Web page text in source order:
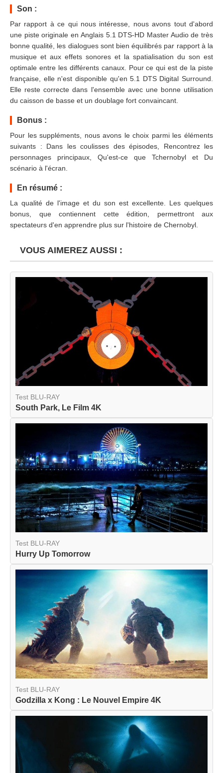
Son :
Par rapport à ce qui nous intéresse, nous avons tout d'abord
une piste originale en Anglais 5.1 DTS-HD Master Audio de très
bonne qualité, les dialogues sont bien équilibrés par rapport à la
musique et aux effets sonores et la spatialisation du son est
optimale entre les différents canaux. Pour ce qui est de la piste
française, elle n'est disponible qu'en 5.1 DTS Digital Surround.
Elle reste correcte dans l'ensemble avec une bonne utilisation
du caisson de basse et un doublage fort convaincant.
Bonus :
Pour les suppléments, nous avons le choix parmi les éléments
suivants : Dans les coulisses des épisodes, Rencontrez les
personnages principaux, Qu'est-ce que Tchernobyl et Du
scénario à l'écran.
En résumé :
La qualité de l'image et du son est excellente. Les quelques
bonus, que contiennent cette édition, permettront aux
spectateurs d'en apprendre plus sur l'histoire de Chernobyl.
VOUS AIMEREZ AUSSI :
Test BLU-RAY
South Park, Le Film 4K
Test BLU-RAY
Hurry Up Tomorrow
Test BLU-RAY
Godzilla x Kong : Le Nouvel Empire 4K